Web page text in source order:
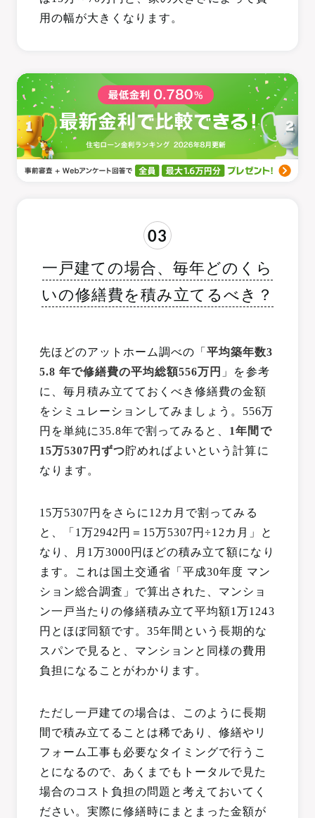
用の幅が大きくなります。
03
一戸建ての場合、毎年どのくら
いの修繕費を積み立てるべき？
先ほどのアットホーム調べの「平均築年数3
5.8 年で修繕費の平均総額556万円 」を参考
に、毎月積み立てておくべき修繕費の金額
をシミュレーションしてみましょう。556万
円を単純に35.8年で割ってみると、 1年間で
15万5307円ずつ貯めればよいという計算に
なります。
15万5307円をさらに12カ月で割ってみる
と、「1万2942円＝15万5307円÷12カ月」と
なり、月1万3000円ほどの積み立て額になり
ます。これは国土交通省「平成30年度 マン
ション総合調査」で算出された、マンショ
ン一戸当たりの修繕積み立て平均額1万1243
円とほぼ同額です。35年間という長期的な
スパンで見ると、マンションと同様の費用
負担になることがわかります。
ただし一戸建ての場合は、このように長期
間で積み立てることは稀であり、修繕やリ
フォーム工事も必要なタイミングで行うこ
とになるので、あくまでもトータルで見た
場合のコスト負担の問題と考えておいてく
ださい。実際に修繕時にまとまった金額が